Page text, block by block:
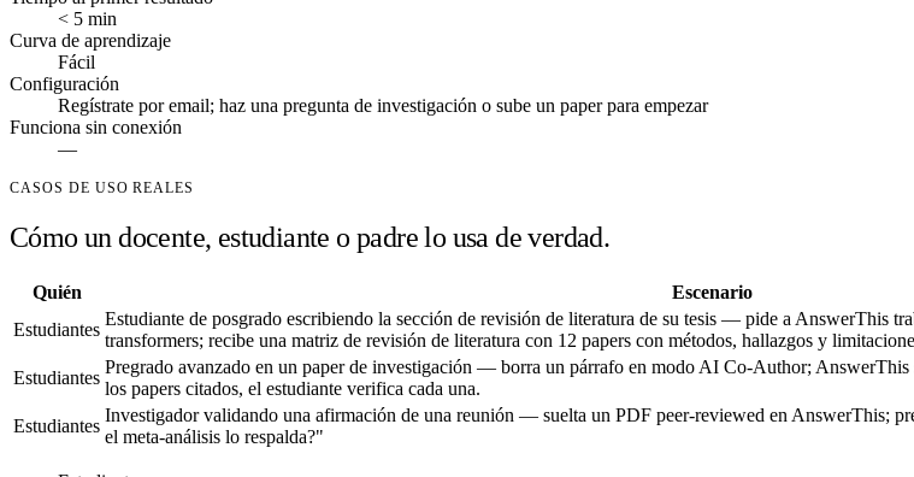
< 5 min
Curva de aprendizaje
Fácil
Configuración
Regístrate por email; haz una pregunta de investigación o sube un paper para empezar
Funciona sin conexión
—
CASOS DE USO REALES
Cómo un docente, estudiante o padre lo usa de verdad.
Quién Escenario
Estudiantes
Estudiante de posgrado escribiendo la sección de revisión de literatura de su tesis — pide a AnswerThis
transformers; recibe una matriz de revisión de literatura con 12 papers con métodos, hallazgos y
Estudiantes
Pregrado avanzado en un paper de investigación — borra un párrafo en modo AI Co-Author; AnswerThis
los papers citados, el estudiante verifica cada una.
Estudiantes
Investigador validando una afirmación de una reunión — suelta un PDF peer-reviewed en AnswerThis;
el meta-análisis lo respalda?"